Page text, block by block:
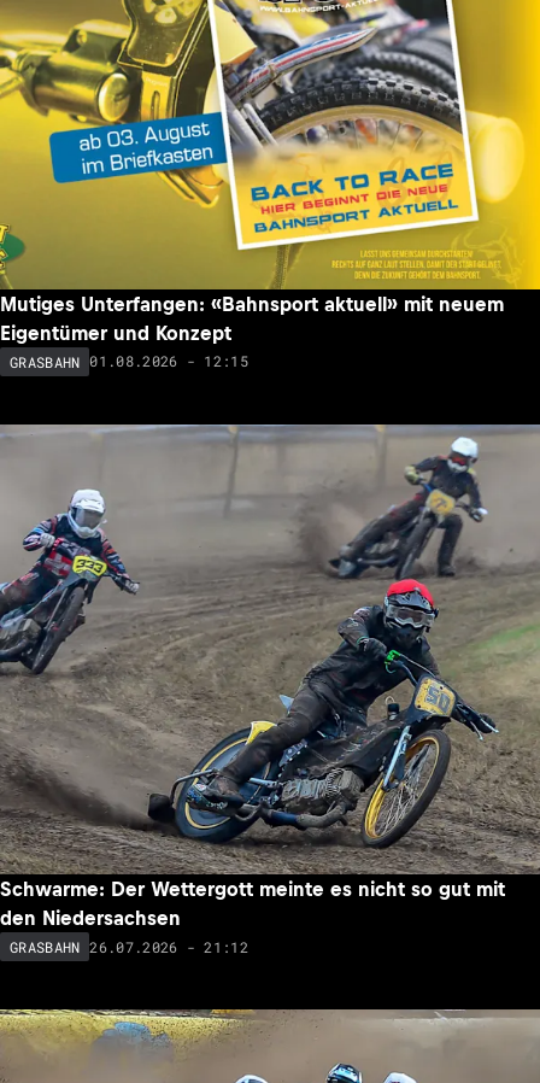
Mutiges Unterfangen: «Bahnsport aktuell» mit neuem
Eigentümer und Konzept
GRASBAHN 01.08.2026 - 12:15
Schwarme: Der Wettergott meinte es nicht so gut mit
den Niedersachsen
GRASBAHN 26.07.2026 - 21:12